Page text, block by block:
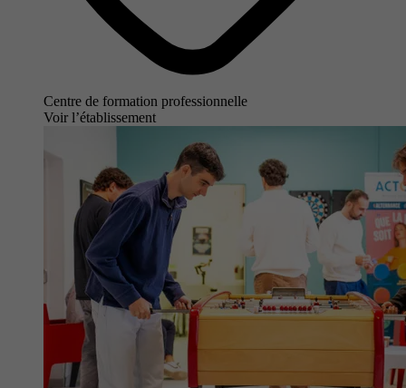
Centre de formation professionnelle
Voir l’établissement